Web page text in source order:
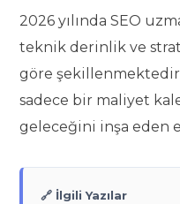
2026 yılında SEO
teknik derinlik ve
göre
sadece bir maliyet
geleceğini inşa eden
🔗 İlgili Yazılar